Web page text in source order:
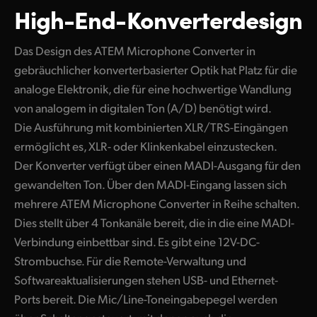
UAE
Ukraine
United States
High-End-Konverterdesign
Das Design des ATEM Microphone Converter in
gebräuchlicher konverterbasierter Optik hat Platz für die
analoge Elektronik, die für eine hochwertige Wandlung
von analogem in digitalen Ton (A/D) benötigt wird.
Die Ausführung mit kombinierten XLR/TRS-Eingängen
ermöglicht es, XLR- oder Klinkenkabel einzustecken.
Der Konverter verfügt über einen MADI-Ausgang für den
gewandelten Ton. Über den MADI-Eingang lassen sich
mehrere ATEM Microphone Converter in Reihe schalten.
Dies stellt über 4 Tonkanäle bereit, die in die eine MADI-
Verbindung einbettbar sind. Es gibt eine 12V-DC-
Strombuchse. Für die Remote-Verwaltung und
Softwareaktualisierungen stehen USB- und Ethernet-
Ports bereit. Die Mic/Line-Toneingabepegel werden